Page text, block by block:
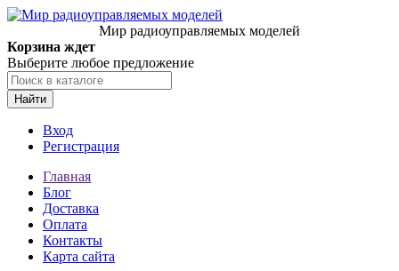
Мир радиоуправляемых моделей
Корзина ждет
Выберите любое предложение
Найти
Вход
Регистрация
Главная
Блог
Доставка
Оплата
Контакты
Карта сайта